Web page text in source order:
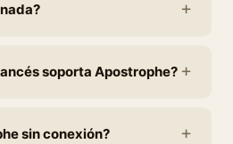
soporta Apostrophe?
sin conexión?